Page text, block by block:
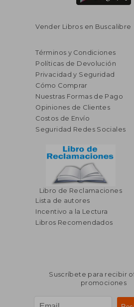
Vender Libros en Buscalibre
Términos y Condiciones
Políticas de Devolución
Privacidad y Seguridad
Cómo Comprar
Nuestras Formas de Pago
Opiniones de Clientes
Costos de Envío
Seguridad Redes Sociales
Libro de Reclamaciones
Lista de autores
Incentivo a la Lectura
Libros Recomendados
Suscríbete para recibir
promociones